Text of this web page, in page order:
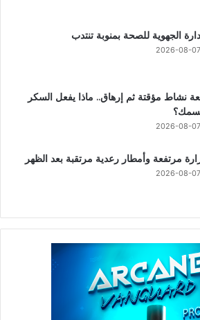
الجهوية للصحة بمنوبة تنتدب
2026-08-07
نشاط مؤقتة ثم إرهاق.. ماذا يفعل السكر
2026-08-07
مرتفعة وأمطار رعدية مرتقبة بعد الظهر
2026-08-07